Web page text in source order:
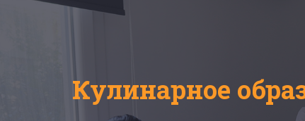
Кулинарное